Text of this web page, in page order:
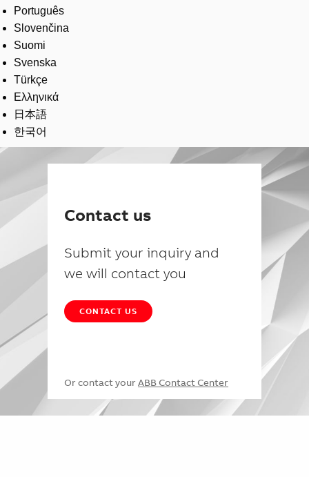
Português
Slovenčina
Suomi
Svenska
Türkçe
Ελληνικά
日本語
한국어
Contact us
Submit your inquiry and
we will contact you
CONTACT US
Or contact your ABB Contact Center